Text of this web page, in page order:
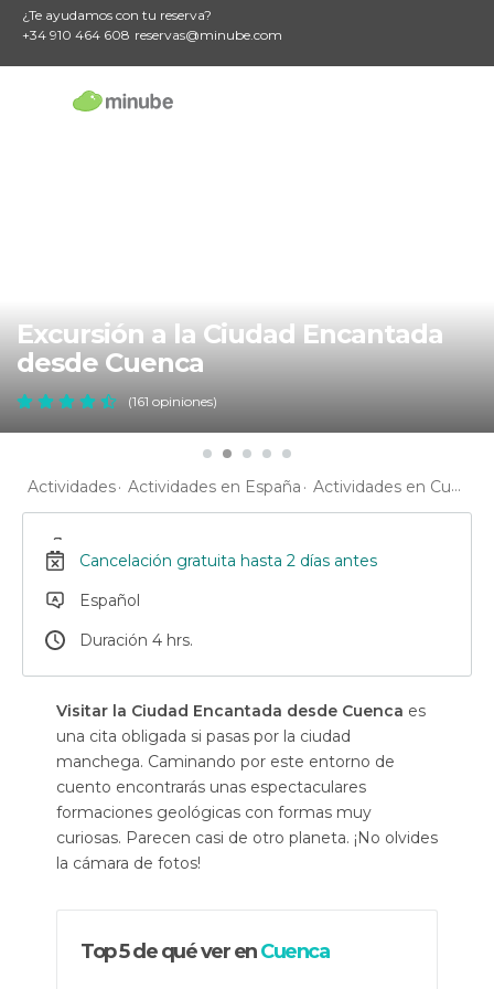
¿Te ayudamos con tu reserva?
+34 910 464 608 reservas@minube.com
Excursión a la Ciudad Encantada
desde Cuenca
(161 opiniones)
Actividades Actividades en España Actividades en Cuenca
Cancelación gratuita hasta 2 días antes
Español
Duración 4 hrs.
Visitar la Ciudad Encantada desde Cuenca es
una cita obligada si pasas por la ciudad
manchega. Caminando por este entorno de
cuento encontrarás unas espectaculares
formaciones geológicas con formas muy
curiosas. Parecen casi de otro planeta. ¡No olvides
la cámara de fotos!
Top 5 de qué ver enCuenca